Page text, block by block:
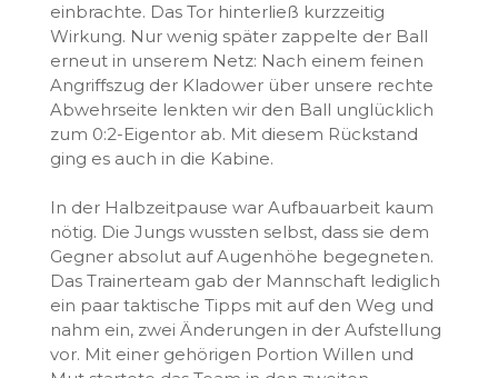
einbrachte. Das Tor hinterließ kurzzeitig
Wirkung. Nur wenig später zappelte der Ball
erneut in unserem Netz: Nach einem feinen
Angriffszug der Kladower über unsere rechte
Abwehrseite lenkten wir den Ball unglücklich
zum 0:2-Eigentor ab. Mit diesem Rückstand
ging es auch in die Kabine.
​In der Halbzeitpause war Aufbauarbeit kaum
nötig. Die Jungs wussten selbst, dass sie dem
Gegner absolut auf Augenhöhe begegneten.
Das Trainerteam gab der Mannschaft lediglich
ein paar taktische Tipps mit auf den Weg und
nahm ein, zwei Änderungen in der Aufstellung
vor. Mit einer gehörigen Portion Willen und